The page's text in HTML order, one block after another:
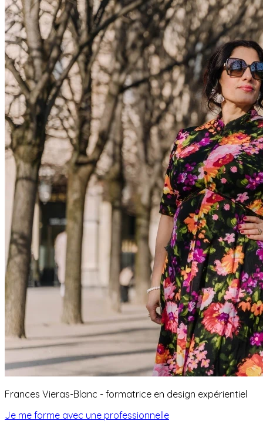
Frances Vieras-Blanc - formatrice en design expérientiel
Je me forme avec une professionnelle